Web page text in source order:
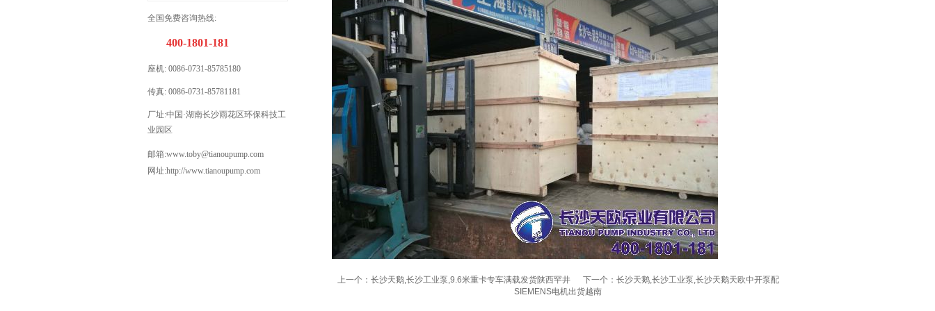
全国免费咨询热线:
400-1801-181
座机: 0086-0731-85785180
传真: 0086-0731-85781181
厂址:中国·湖南长沙雨花区环保科技工
业园区
邮箱:www.toby@tianoupump.com
网址:http://www.tianoupump.com
上一个：长沙天鹅,长沙工业泵,9.6米重卡专车满载发货陕西罕井
下一个：长沙天鹅,长沙工业泵,长沙天鹅天欧中开泵配
SIEMENS电机出货越南